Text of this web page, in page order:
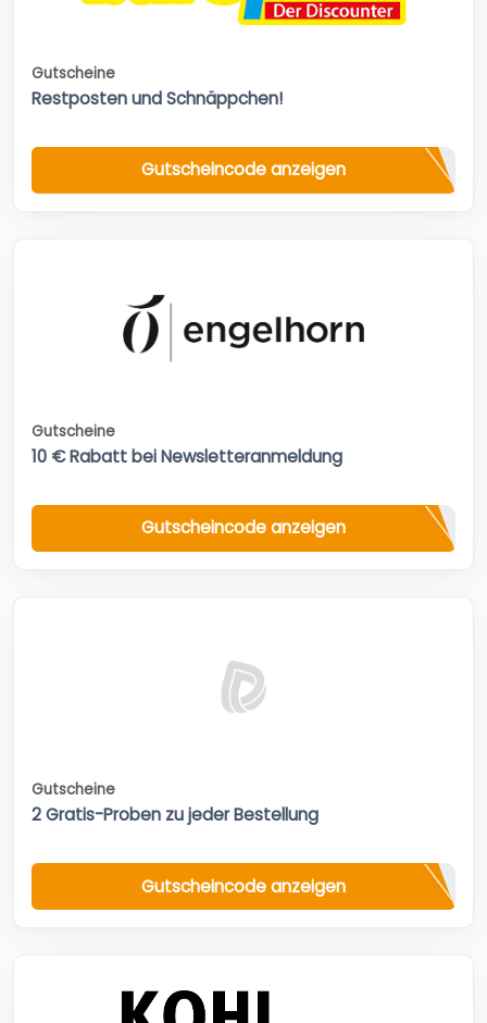
Gutscheine
Restposten und Schnäppchen!
Gutscheincode anzeigen
Gutscheine
10 € Rabatt bei Newsletteranmeldung
Gutscheincode anzeigen
Gutscheine
2 Gratis-Proben zu jeder Bestellung
Gutscheincode anzeigen